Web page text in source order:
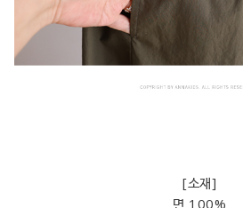
[소재]
면 100%